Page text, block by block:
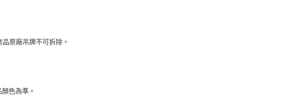
原廠吊牌不可拆除。
色為準。